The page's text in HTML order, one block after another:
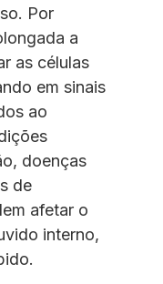
Por
a
as células
em sinais
ao
doenças
de
afetar o
interno,